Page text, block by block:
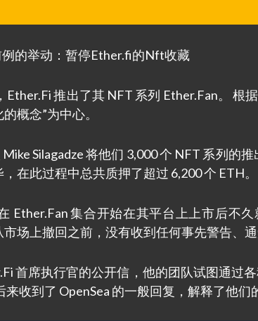
Ether.Fi 推出了其 NFT 系列 Ether.Fan。 根
概念”为中心。
Silagadze 将他们 3,000 个 NFT 系列的
在此过程中总共质押了超过 6,200 个 ETH。
Ether.Fan 集合开始在其平台上上市后不
场上撤回之前，没有收到任何事先警告、通
首席执行官的公开信，他的团队试图通过
收到了 OpenSea 的一般回复，解释了他们